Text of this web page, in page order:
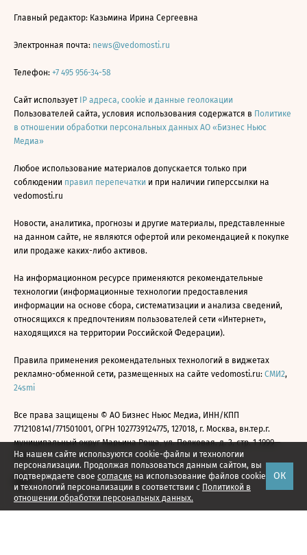
На нашем сайте используются cookie-файлы и технологии
персонализации. Продолжая пользоваться данным сайтом, вы
подтверждаете свое согласие на использование файлов cookie
и технологий персонализации в соответствии с Политикой в
отношении обработки персональных данных.
ОК
Главный редактор: Казьмина Ирина Сергеевна
Электронная почта: news@vedomosti.ru
Телефон: +7 495 956-34-58
Сайт использует IP адреса, cookie и данные геолокации
Пользователей сайта, условия использования содержатся в Политике
в отношении обработки персональных данных АО «Бизнес Ньюс
Медиа»
Любое использование материалов допускается только при
соблюдении правил перепечатки и при наличии гиперссылки на
vedomosti.ru
Новости, аналитика, прогнозы и другие материалы, представленные
на данном сайте, не являются офертой или рекомендацией к покупке
или продаже каких-либо активов.
На информационном ресурсе применяются рекомендательные
технологии (информационные технологии предоставления
информации на основе сбора, систематизации и анализа сведений,
относящихся к предпочтениям пользователей сети «Интернет»,
находящихся на территории Российской Федерации).
Правила применения рекомендательных технологий в виджетах
рекламно-обменной сети, размещенных на сайте vedomosti.ru: СМИ2,
24smi
Все права защищены © АО Бизнес Ньюс Медиа, ИНН/КПП
7712108141/771501001, ОГРН 1027739124775, 127018, г. Москва, вн.тер.г.
муниципальный округ Марьина Роща, ул. Полковая, д. 3, стр. 1 1999—
2026